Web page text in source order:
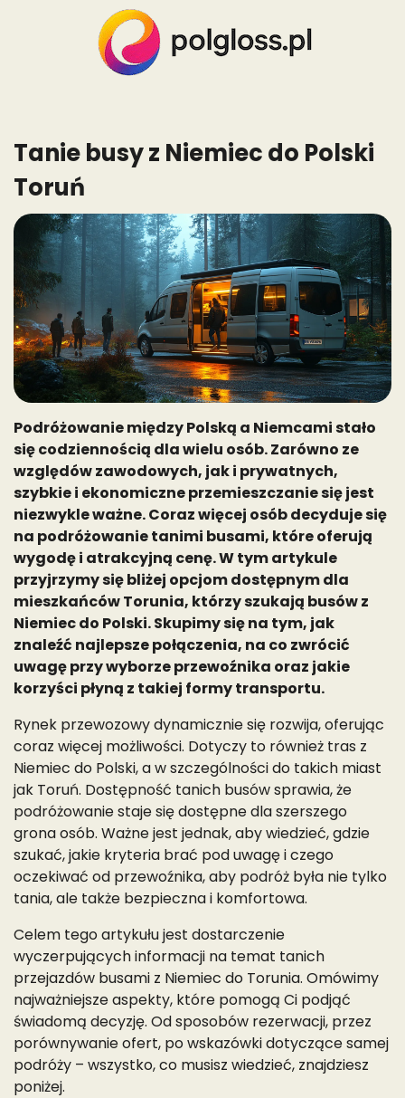
Tanie busy z Niemiec do Polski
Toruń
Podróżowanie między Polską a Niemcami stało
się codziennością dla wielu osób. Zarówno ze
względów zawodowych, jak i prywatnych,
szybkie i ekonomiczne przemieszczanie się jest
niezwykle ważne. Coraz więcej osób decyduje się
na podróżowanie tanimi busami, które oferują
wygodę i atrakcyjną cenę. W tym artykule
przyjrzymy się bliżej opcjom dostępnym dla
mieszkańców Torunia, którzy szukają busów z
Niemiec do Polski. Skupimy się na tym, jak
znaleźć najlepsze połączenia, na co zwrócić
uwagę przy wyborze przewoźnika oraz jakie
korzyści płyną z takiej formy transportu.
Rynek przewozowy dynamicznie się rozwija, oferując
coraz więcej możliwości. Dotyczy to również tras z
Niemiec do Polski, a w szczególności do takich miast
jak Toruń. Dostępność tanich busów sprawia, że
podróżowanie staje się dostępne dla szerszego
grona osób. Ważne jest jednak, aby wiedzieć, gdzie
szukać, jakie kryteria brać pod uwagę i czego
oczekiwać od przewoźnika, aby podróż była nie tylko
tania, ale także bezpieczna i komfortowa.
Celem tego artykułu jest dostarczenie
wyczerpujących informacji na temat tanich
przejazdów busami z Niemiec do Torunia. Omówimy
najważniejsze aspekty, które pomogą Ci podjąć
świadomą decyzję. Od sposobów rezerwacji, przez
porównywanie ofert, po wskazówki dotyczące samej
podróży – wszystko, co musisz wiedzieć, znajdziesz
poniżej.